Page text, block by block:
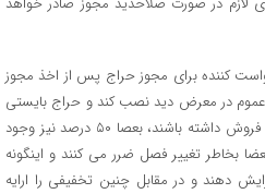
کننده برای مجوز حراج پس از اخذ مجوز
عموم در معرض دید نصب کند و حراج بایستی
حداقل ۱۵ درصد زیر قیمت متعارف باید فروش داشته باشند، بعصا ۵۰ درصد نیز وجود
بخاطر تغییر فصل ضرر می کنند و اینگونه
دهند و در مقابل چنین تخفیفی را ارایه